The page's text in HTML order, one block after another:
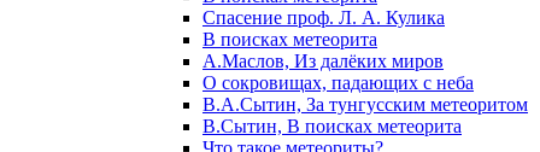
Спасение проф. Л. А. Кулика
В поисках метеорита
А.Маслов, Из далёких миров
О сокровищах, падающих с неба
В.А.Сытин, За тунгусским метеоритом
В.Сытин, В поисках метеорита
Что такое метеориты?